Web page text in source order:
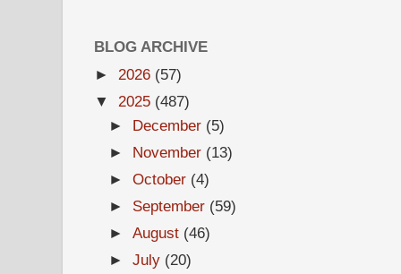
BLOG ARCHIVE
► 2026 (57)
▼ 2025 (487)
► December (5)
► November (13)
►October (4)
► September (59)
►August (46)
►July (20)